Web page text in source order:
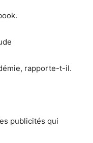
rapporte-t-il.
publicités qui